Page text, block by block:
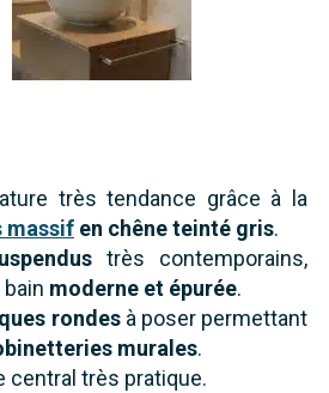
très tendance grâce à la
massif en chêne teinté gris.
très contemporains,
moderne et épurée.
rondesà poser permettant
murales.
central très pratique.